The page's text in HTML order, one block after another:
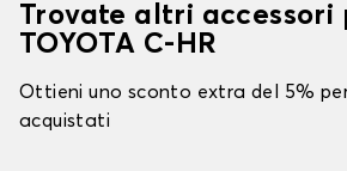
Trovate altri accessori
TOYOTA C-HR
Ottieni uno sconto extra del 5%
acquistati